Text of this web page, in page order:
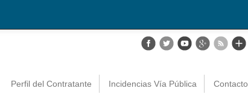
Perfil del Contratante Incidencias Vía Pública Contacto